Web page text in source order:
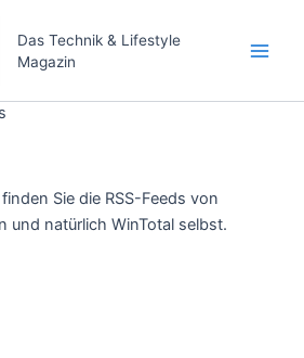
Das Technik & Lifestyle
Magazin
Sie die RSS-Feeds von
und natürlich WinTotal selbst.